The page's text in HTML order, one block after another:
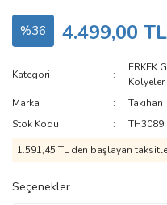
%36 4.499,00 TL
Kategori
ERKEK
Kolyeler
Marka
Takıhan
Stok Kodu
TH3089
1.591,45 TL den başlayan
Seçenekler